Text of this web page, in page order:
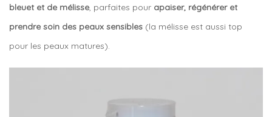
bleuet et de mélisse, parfaites pour apaiser, régénérer et
prendre soin des peaux sensibles (la mélisse est aussi top
pour les peaux matures).